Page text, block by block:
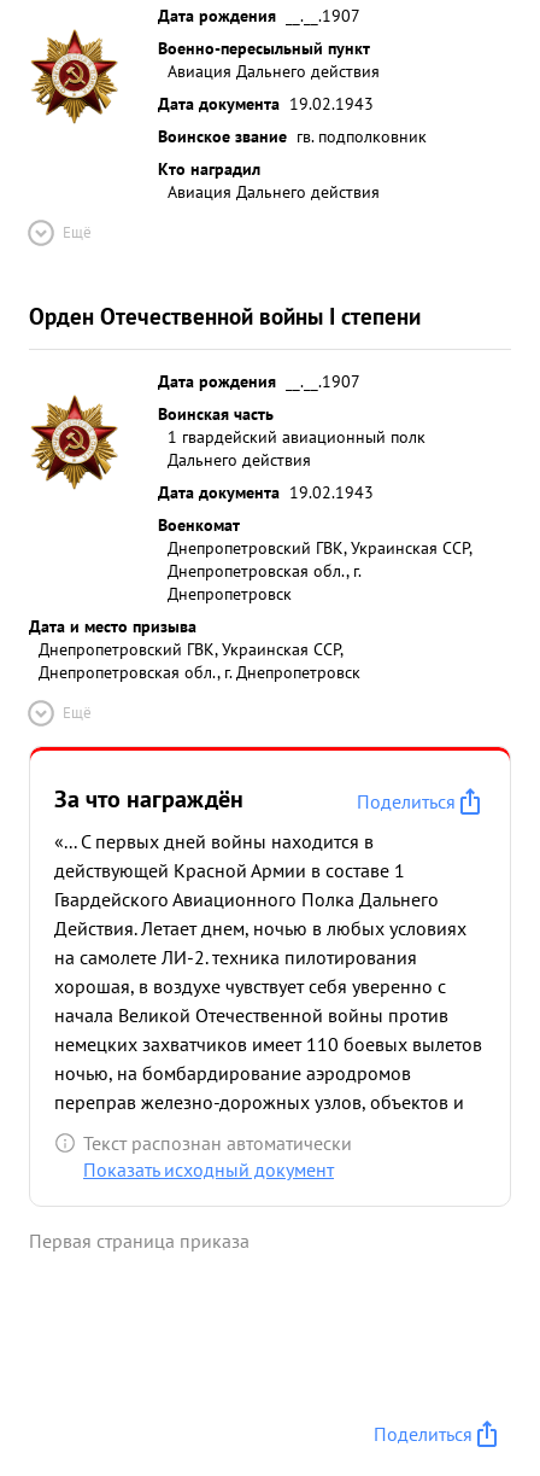
Дата рождения
__.__.1907
Военно-пересыльный пункт
Авиация Дальнего действия
Дата документа 19.02.1943
Воинское звание гв. подполковник
Кто наградил
Авиация Дальнего действия
Ещё
Орден Отечественной войны I степени
Дата рождения
__.__.1907
Воинская часть
1 гвардейский авиационный полк
Дальнего действия
Дата документа 19.02.1943
Военкомат
Днепропетровский ГВК, Украинская ССР,
Днепропетровская обл., г.
Днепропетровск
Дата и место призыва
Днепропетровский ГВК, Украинская ССР,
Днепропетровская обл., г. Днепропетровск
Ещё
За что награждён
Поделиться
«... С первых дней войны находится в
действующей Красной Армии в составе 1
Гвардейского Авиационного Полка Дальнего
Действия. Летает днем, ночью в любых условиях
на самолете ЛИ-2. техника пилотирования
хорошая, в воздухе чувствует себя уверенно с
начала Великой Отечественной войны против
немецких захватчиков имеет 110 боевых вылетов
ночью, на бомбардирование аэродромов
переправ железно-дорожных узлов, объектов и
скопления техники и живой силы противника,
задания выполнил хорошо После второго
боевых вылетов Дисциплинирован. Требователен
работу. Эскадрилией командует с апреля месяца
Текст распознан автоматически
Показать исходный документ
Первая страница приказа
Поделиться